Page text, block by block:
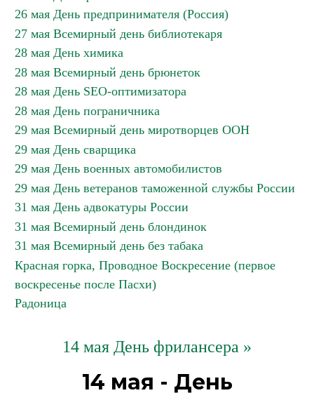
26 мая День предпринимателя (Россия)
27 мая Всемирный день библиотекаря
28 мая День химика
28 мая Всемирный день брюнеток
28 мая День SEO-оптимизатора
28 мая День пограничника
29 мая Всемирный день миротворцев ООН
29 мая День сварщика
29 мая День военных автомобилистов
29 мая День ветеранов таможенной службы России
31 мая День адвокатуры России
31 мая Всемирный день блондинок
31 мая Всемирный день без табака
Красная горка, Проводное Воскресение (первое
воскресенье после Пасхи)
Радоница
14 мая День фрилансера »
14 мая - День